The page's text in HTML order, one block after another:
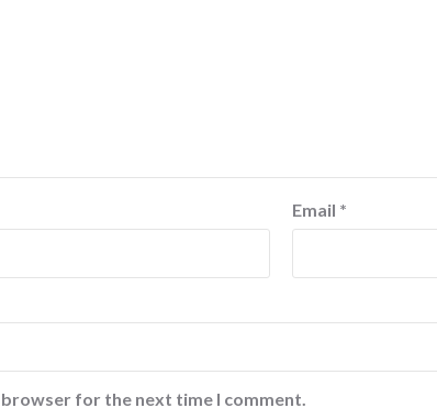
Email *
for the next time I comment.